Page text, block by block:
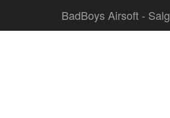
BadBoys Airsoft - Salg